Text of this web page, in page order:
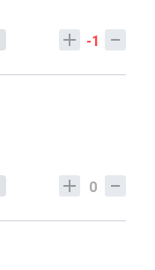
-1
0